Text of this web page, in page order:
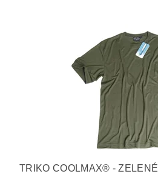
TRIKO COOLMAX® - ZELENÉ